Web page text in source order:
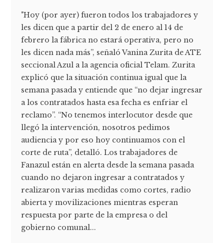
"Hoy (por ayer) fueron todos los trabajadores y
les dicen que a partir del 2 de enero al 14 de
febrero la fábrica no estará operativa, pero no
les dicen nada más”, señaló Vanina Zurita de ATE
seccional Azul a la agencia oficial Telam. Zurita
explicó que la situación continua igual que la
semana pasada y entiende que “no dejar ingresar
a los contratados hasta esa fecha es enfriar el
reclamo”. “No tenemos interlocutor desde que
llegó la intervención, nosotros pedimos
audiencia y por eso hoy continuamos con el
corte de ruta”, detalló. Los trabajadores de
Fanazul están en alerta desde la semana pasada
cuando no dejaron ingresar a contratados y
realizaron varias medidas como cortes, radio
abierta y movilizaciones mientras esperan
respuesta por parte de la empresa o del
gobierno comunal...